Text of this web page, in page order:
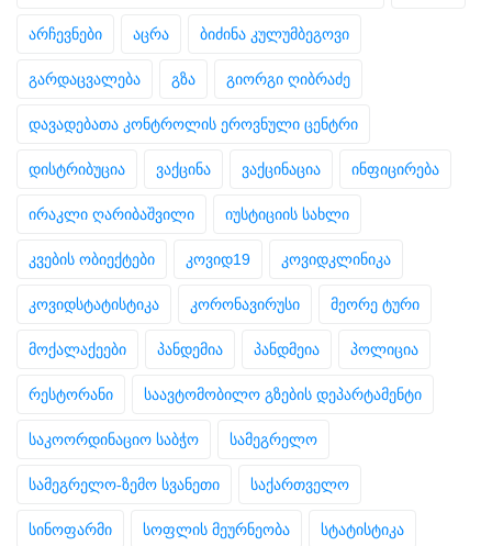
არჩევნები აცრა ბიძინა კულუმბეგოვი
გარდაცვალება გზა გიორგი ღიბრაძე
დავადებათა კონტროლის ეროვნული ცენტრი
დისტრიბუცია ვაქცინა ვაქცინაცია ინფიცირება
ირაკლი ღარიბაშვილი იუსტიციის სახლი
კვების ობიექტები კოვიდ19 კოვიდკლინიკა
კოვიდსტატისტიკა კორონავირუსი მეორე ტური
მოქალაქეები პანდემია პანდმეია პოლიცია
რესტორანი საავტომობილო გზების დეპარტამენტი
საკოორდინაციო საბჭო სამეგრელო
სამეგრელო-ზემო სვანეთი საქართველო
სინოფარმი სოფლის მეურნეობა სტატისტიკა